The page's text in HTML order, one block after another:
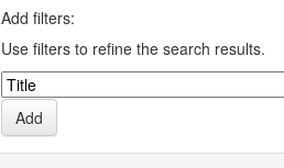
Add filters:
Use filters to refine the search results.